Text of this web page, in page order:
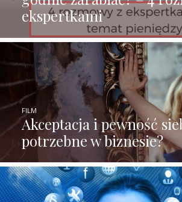
ekspertkami
Akceptacja i pewność
potrzebne w biznesie?
FILM